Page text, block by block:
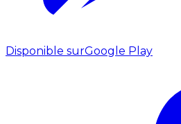
Disponible surGoogle Play